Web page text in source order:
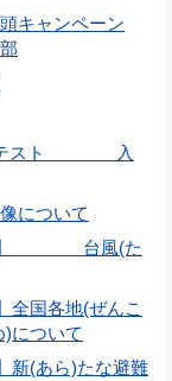
キャンペーン
ンテスト 入
について
語)】 台風(た
全国各地(ぜんこ
)について
新(あら)たな避難